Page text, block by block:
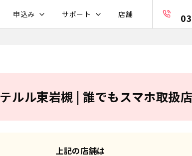
申込み サポート 店舗
テルル東岩槻 | 誰でもスマホ取扱
上記の店舗は